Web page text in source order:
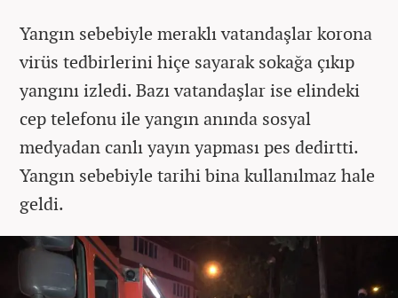
Yangın sebebiyle meraklı vatandaşlar korona
virüs tedbirlerini hiçe sayarak sokağa çıkıp
yangını izledi. Bazı vatandaşlar ise elindeki
cep telefonu ile yangın anında sosyal
medyadan canlı yayın yapması pes dedirtti.
Yangın sebebiyle tarihi bina kullanılmaz hale
geldi.